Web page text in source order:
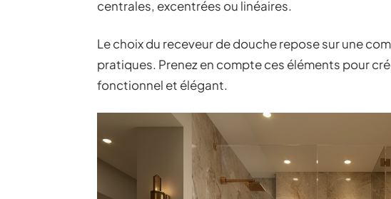
centrales, excentrées ou linéaires.
Le choix du receveur de douche repose sur une
pratiques. Prenez en compte ces éléments pour
fonctionnel et élégant.